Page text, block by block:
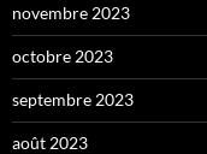
novembre 2023
octobre 2023
septembre 2023
août 2023